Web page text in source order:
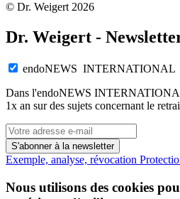
© Dr. Weigert 2026
Dr. Weigert -
endoNEWS INTERNATIONAL
Dans l'endoNEWS
1x an sur des sujets concernant le
S'abonner à la newsletter
Exemple, analyse, révocation
Nous utilisons des cookies